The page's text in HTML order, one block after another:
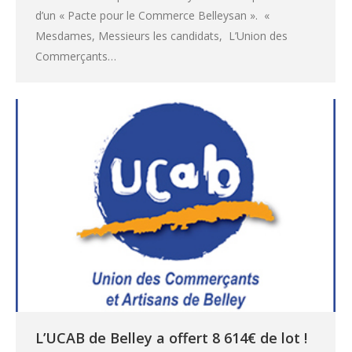
d’un « Pacte pour le Commerce Belleysan ». «
Mesdames, Messieurs les candidats, L’Union des
Commerçants…
L’UCAB de Belley a offert 8 614€ de lot !